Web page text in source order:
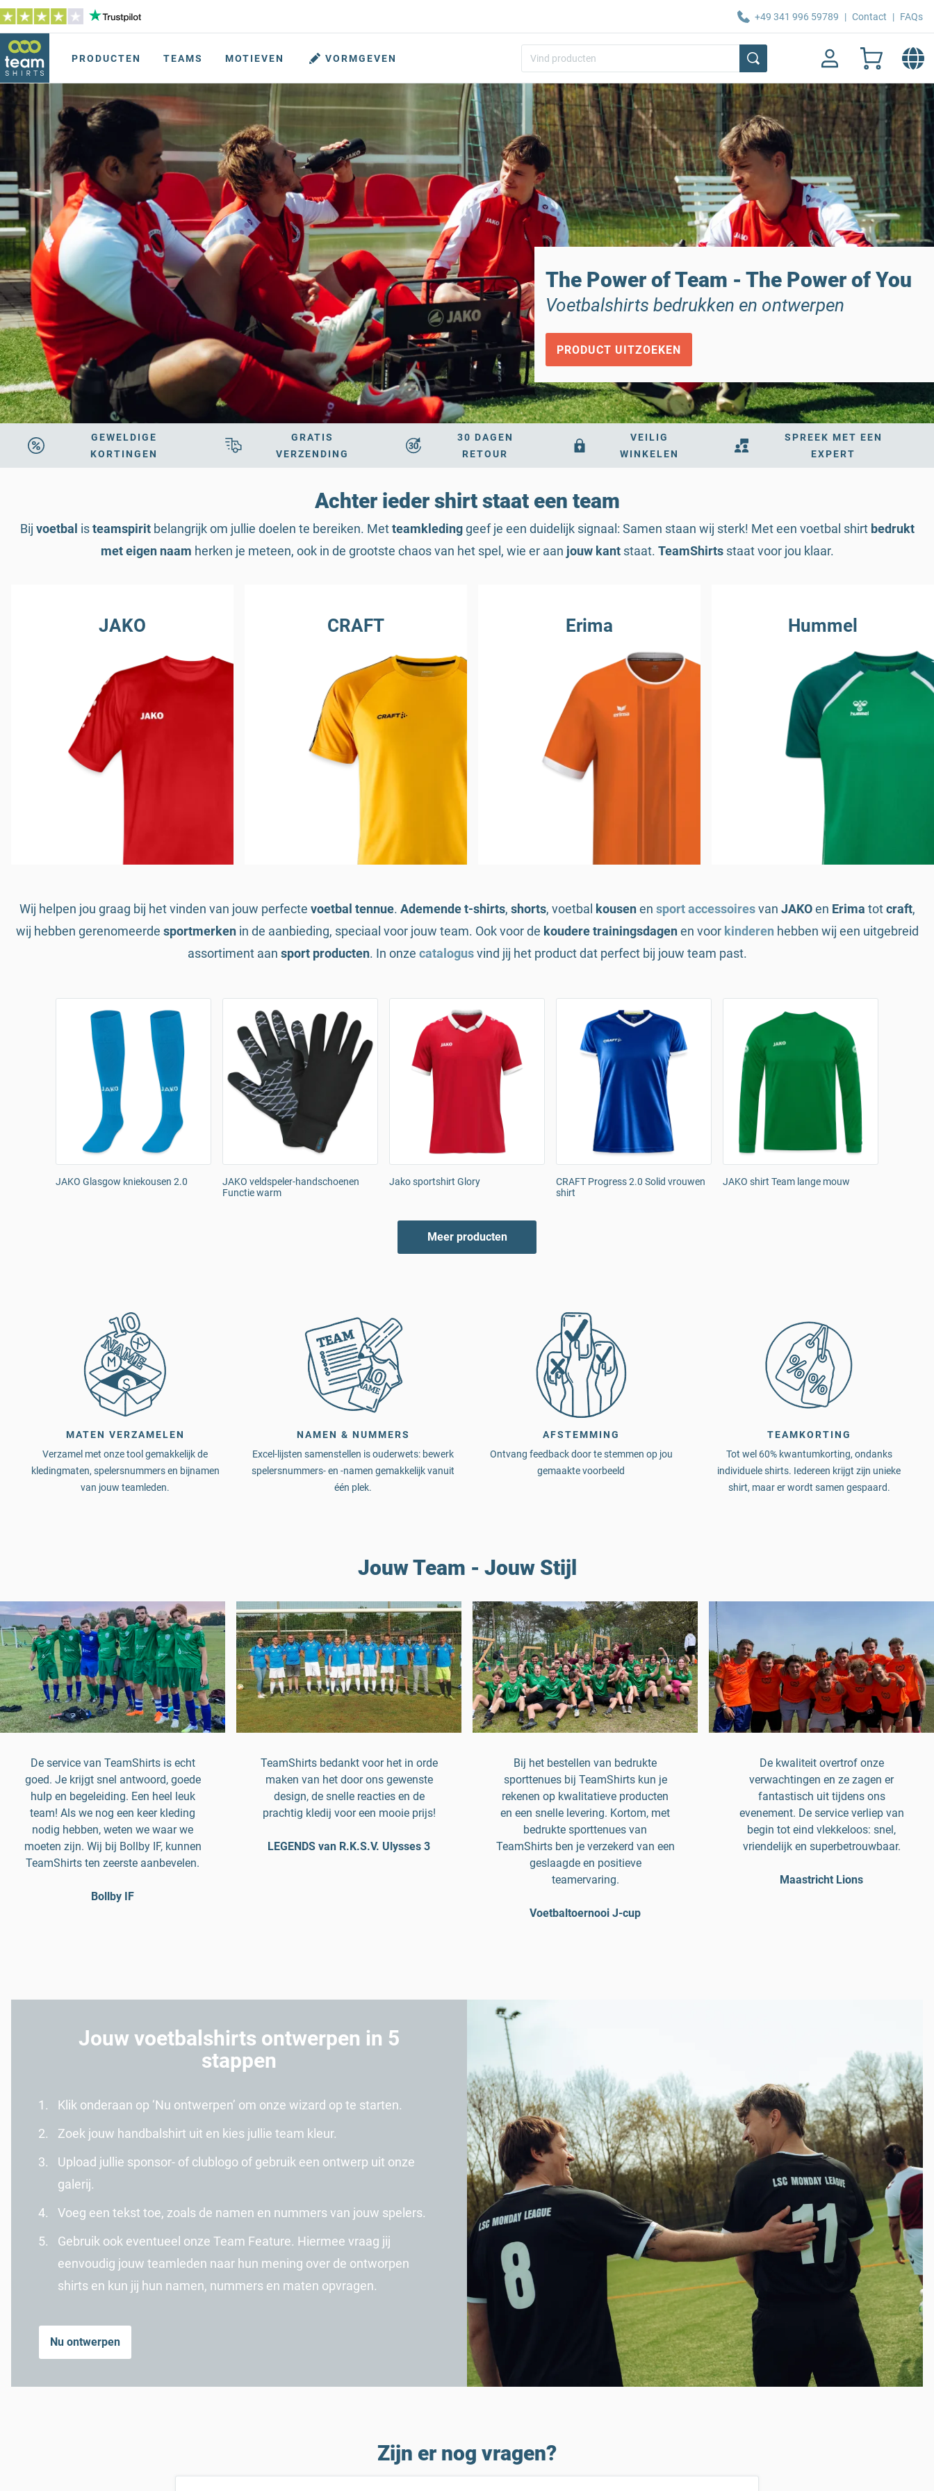
+49 341 996 59789 | Contact | FAQs
PRODUCTEN TEAMS MOTIEVEN VORMGEVEN
The Power of Team - The Power of You
Voetbalshirts bedrukken en ontwerpen
PRODUCT UITZOEKEN
GEWELDIGE
KORTINGEN
GRATIS
VERZENDING
30 DAGEN
RETOUR
VEILIG
WINKELEN
SPREEK MET EEN
EXPERT
Achter ieder shirt staat een team
Bij voetbal isteamspiritbelangrijk om jullie doelen te bereiken. Metteamkledinggeef je een duidelijk signaal: Samen staan wij sterk! Met een voetbal shirt bedrukt
met eigen naam herken je meteen, ook in de grootste chaos van het spel, wie er aan jouw kantstaat. TeamShirtsstaat voor jou klaar.
JAKO CRAFT Erima Hummel
Wij helpen jou graag bij het vinden van jouw perfecte voetbal tennue. Ademende t-shirts, shorts, voetbal kousenen sport accessoiresvan JAKOen Erima totcraft,
wij hebben gerenomeerde sportmerkenin de aanbieding, speciaal voor jouw team. Ook voor de koudere trainingsdagenen voor kinderen hebben wij een uitgebreid
assortiment aan sport producten. In onze catalogusvind jij het product dat perfect bij jouw team past.
JAKO Glasgow kniekousen 2.0
JAKO veldspeler-handschoenen
Functie warm
Jako sportshirt Glory
CRAFT Progress 2.0 Solid vrouwen
shirt
JAKO shirt Team lange mouw
Meer producten
MATEN VERZAMELEN
Verzamel met onze tool gemakkelijk de
kledingmaten, spelersnummers en bijnamen
van jouw teamleden.
NAMEN & NUMMERS
Excel-lijsten samenstellen is ouderwets: bewerk
spelersnummers- en -namen gemakkelijk vanuit
één plek.
AFSTEMMING
Ontvang feedback door te stemmen op jou
gemaakte voorbeeld
TEAMKORTING
Tot wel 60% kwantumkorting, ondanks
individuele shirts. Iedereen krijgt zijn unieke
shirt, maar er wordt samen gespaard.
Jouw Team - Jouw Stijl
De service van TeamShirts is echt
goed. Je krijgt snel antwoord, goede
hulp en begeleiding. Een heel leuk
team! Als we nog een keer kleding
nodig hebben, weten we waar we
moeten zijn. Wij bij Bollby IF, kunnen
TeamShirts ten zeerste aanbevelen.
Bollby IF
TeamShirts bedankt voor het in orde
maken van het door ons gewenste
design, de snelle reacties en de
prachtig kledij voor een mooie prijs!
LEGENDS van R.K.S.V. Ulysses 3
Bij het bestellen van bedrukte
sporttenues bij TeamShirts kun je
rekenen op kwalitatieve producten
en een snelle levering. Kortom, met
bedrukte sporttenues van
TeamShirts ben je verzekerd van een
geslaagde en positieve
teamervaring.
Voetbaltoernooi J-cup
De kwaliteit overtrof onze
verwachtingen en ze zagen er
fantastisch uit tijdens ons
evenement. De service verliep van
begin tot eind vlekkeloos: snel,
vriendelijk en superbetrouwbaar.
Maastricht Lions
Jouw voetbalshirts ontwerpen in 5
stappen
Klik onderaan op ‘Nu ontwerpen’ om onze wizard op te starten.
Zoek jouw handbalshirt uit en kies jullie team kleur.
Upload jullie sponsor- of clublogo of gebruik een ontwerp uit onze
galerij.
Voeg een tekst toe, zoals de namen en nummers van jouw spelers.
Gebruik ook eventueel onze Team Feature. Hiermee vraag jij
eenvoudig jouw teamleden naar hun mening over de ontworpen
shirts en kun jij hun namen, nummers en maten opvragen.
Nu ontwerpen
Zijn er nog vragen?